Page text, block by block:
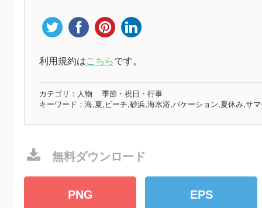
利用規約はこちらです。
カテゴリ： 人物
季節・祝日・行事
キーワード： 海,夏,ビーチ,砂浜,海水浴,バケーション,夏休み,サ
無料ダウンロード
PNG EPS